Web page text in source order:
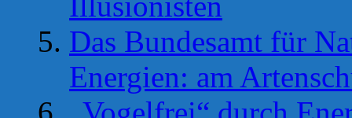
Das Bundesamt für
Energien: am